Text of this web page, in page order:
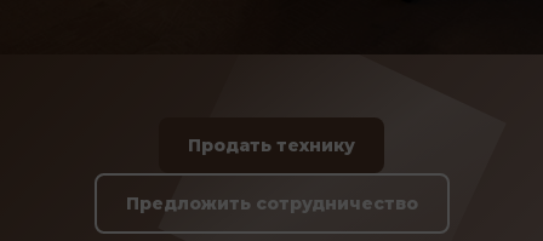
Продать технику
Предложить сотрудничество